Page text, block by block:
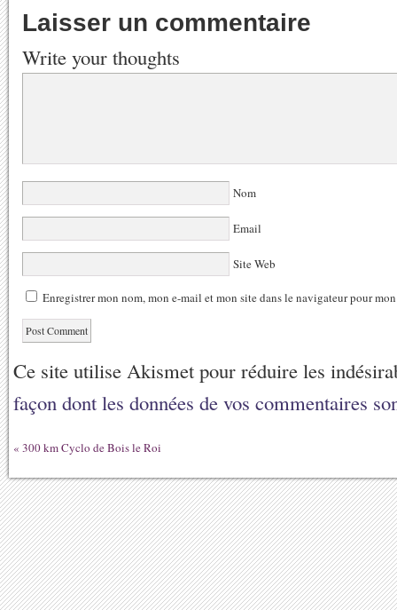
Laisser un commentaire
Write your thoughts
Nom
Email
Site Web
Enregistrer mon nom, mon e-mail et mon site dans le navigateur pour
Ce site utilise Akismet pour réduire les
façon dont les données de vos commentaires
« 300 km Cyclo de Bois le Roi